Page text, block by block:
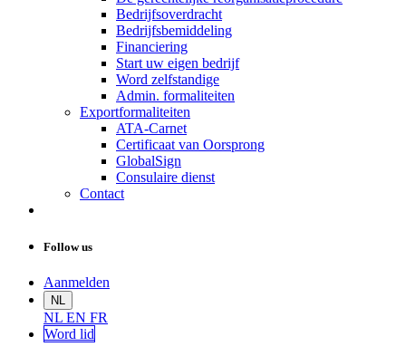
Bedrijfsoverdracht
Bedrijfsbemiddeling
Financiering
Start uw eigen bedrijf
Word zelfstandige
Admin. formaliteiten
Exportformaliteiten
ATA-Carnet
Certificaat van Oorsprong
GlobalSign
Consulaire dienst
Contact
Follow us
Aanmelden
NL
NL EN FR
Word lid